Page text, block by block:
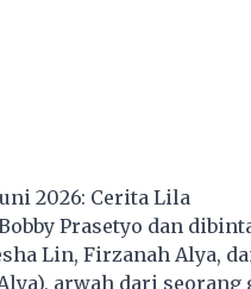
2026: Cerita Lila
Prasetyo dan
Lin, Firzanah Alya,
arwah dari seorang